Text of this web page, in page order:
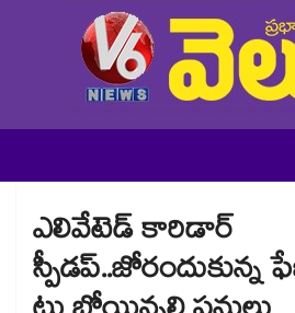
ఎలివేటెడ్ కారిడార్
స్పీడప్..జోరందుకున్న